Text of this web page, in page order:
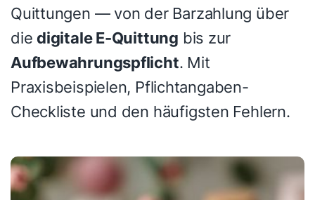
Quittungen — von der Barzahlung über
die digitale E-Quittung bis zur
Aufbewahrungspflicht. Mit
Praxisbeispielen, Pflichtangaben-
Checkliste und den häufigsten Fehlern.